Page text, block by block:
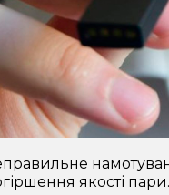
якості пари.